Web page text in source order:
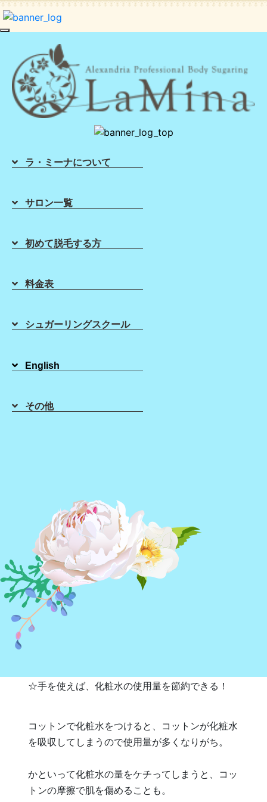
ラ・ミーナについて
サロン一覧
初めて脱毛する方
料金表
シュガーリングスクール
English
その他
化粧水の付け方
2020年07月29日
それとも手でなじませますか？
肌へ均一に、ムラなくなじませることができるの
は「コットン」です！
ある調査で、化粧水は手でつけるよりもコットン
を使ったほうが肌へのなじみが良いという事が報
告されてるそう！
また、手でつけると小鼻のきわや唇の下など、
☆手を使えば、化粧水の使用量を節約できる！
コットンで化粧水をつけると、コットンが化粧水
を吸収してしまうので使用量が多くなりがち。
かといって化粧水の量をケチってしまうと、コッ
トンの摩擦で肌を傷めることも。